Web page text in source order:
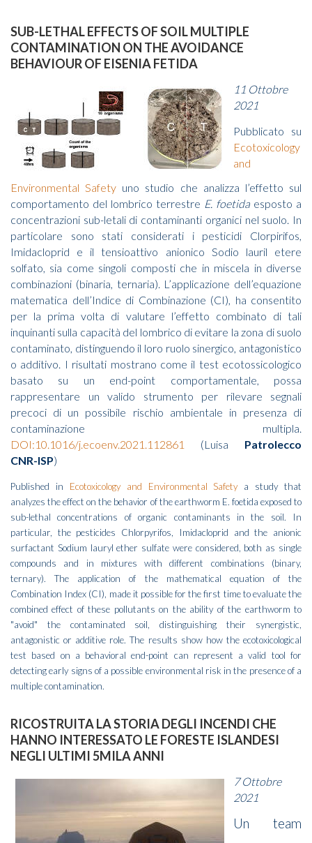
SUB-LETHAL EFFECTS OF SOIL MULTIPLE
CONTAMINATION ON THE AVOIDANCE
BEHAVIOUR OF EISENIA FETIDA
11 Ottobre
2021
Pubblicato su
Ecotoxicology
and
Environmental Safety uno studio che analizza l’effetto sul
comportamento del lombrico terrestre E. foetida esposto a
concentrazioni sub-letali di contaminanti organici nel suolo. In
particolare sono stati considerati i pesticidi Clorpirifos,
Imidacloprid e il tensioattivo anionico Sodio lauril etere
solfato, sia come singoli composti che in miscela in diverse
combinazioni (binaria, ternaria). L’applicazione dell’equazione
matematica dell’Indice di Combinazione (CI), ha consentito
per la prima volta di valutare l’effetto combinato di tali
inquinanti sulla capacità del lombrico di evitare la zona di suolo
contaminato, distinguendo il loro ruolo sinergico, antagonistico
o additivo. I risultati mostrano come il test ecotossicologico
basato su un end-point comportamentale, possa
rappresentare un valido strumento per rilevare segnali
precoci di un possibile rischio ambientale in presenza di
contaminazione multipla.
DOI:10.1016/j.ecoenv.2021.112861
(Luisa Patrolecco
CNR-ISP)
Published in Ecotoxicology and Environmental Safetya study that
analyzes the effect on the behavior of the earthworm E. foetida exposed to
sub-lethal concentrations of organic contaminants in the soil. In
particular, the pesticides Chlorpyrifos, Imidacloprid and the anionic
surfactant Sodium lauryl ether sulfate were considered, both as single
compounds and in mixtures with different combinations (binary,
ternary). The application of the mathematical equation of the
Combination Index (CI), made it possible for the first time to evaluate the
combined effect of these pollutants on the ability of the earthworm to
"avoid" the contaminated soil, distinguishing their synergistic,
antagonistic or additive role. The results show how the ecotoxicological
test based on a behavioral end-point can represent a valid tool for
detecting early signs of a possible environmental risk in the presence of a
multiple contamination.
RICOSTRUITA LA STORIA DEGLI INCENDI CHE
HANNO INTERESSATO LE FORESTE ISLANDESI
NEGLI ULTIMI 5MILA ANNI
7 Ottobre
2021
Un team